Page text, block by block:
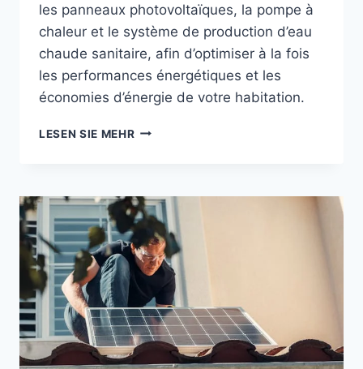
les panneaux photovoltaïques, la pompe à
chaleur et le système de production d’eau
chaude sanitaire, afin d’optimiser à la fois
les performances énergétiques et les
économies d’énergie de votre habitation.
LESEN SIE MEHR DAS
VON
MORGEN